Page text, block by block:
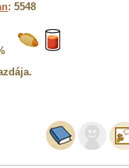
: 5548